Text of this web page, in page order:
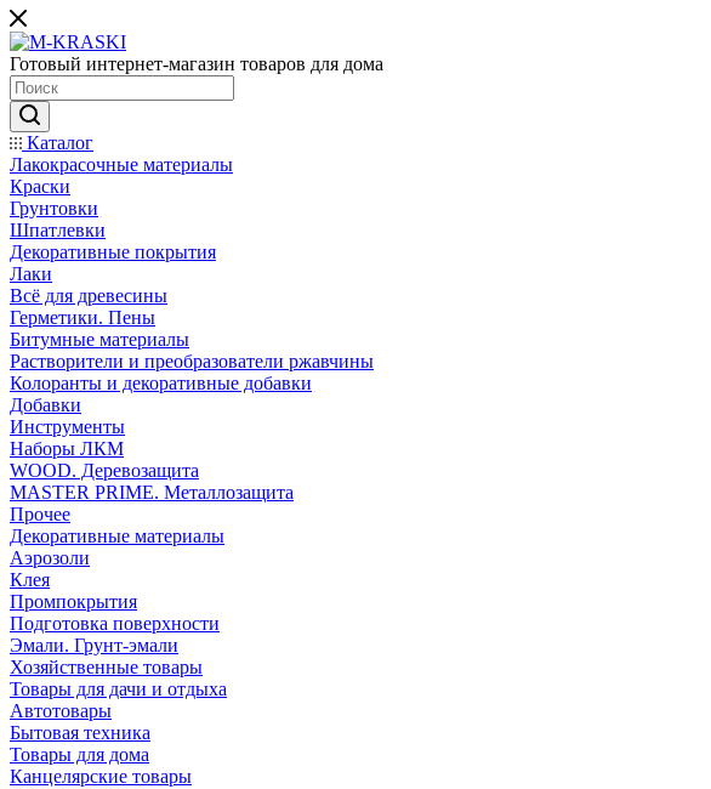
Готовый интернет-магазин товаров для дома
Каталог
Лакокрасочные материалы
Краски
Грунтовки
Шпатлевки
Декоративные покрытия
Лаки
Всё для древесины
Герметики. Пены
Битумные материалы
Растворители и преобразователи ржавчины
Колоранты и декоративные добавки
Добавки
Инструменты
Наборы ЛКМ
WOOD. Деревозащита
MASTER PRIME. Металлозащита
Прочее
Декоративные материалы
Аэрозоли
Клея
Промпокрытия
Подготовка поверхности
Эмали. Грунт-эмали
Хозяйственные товары
Товары для дачи и отдыха
Автотовары
Бытовая техника
Товары для дома
Канцелярские товары